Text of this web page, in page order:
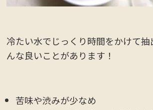
冷たい水でじっくり時間をかけて抽
んな良いことがあります！
苦味や渋みが少なめ